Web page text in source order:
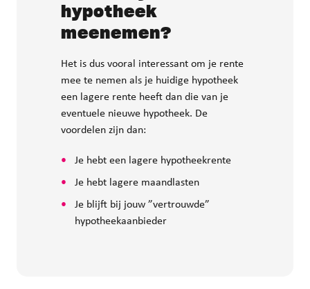
hypotheek
meenemen?
Het is dus vooral interessant om je rente
mee te nemen als je huidige hypotheek
een lagere rente heeft dan die van je
eventuele nieuwe hypotheek. De
voordelen zijn dan:
Je hebt een lagere hypotheekrente
Je hebt lagere maandlasten
Je blijft bij jouw ”vertrouwde”
hypotheekaanbieder